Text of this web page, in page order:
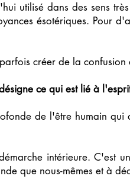
utilisé dans des sens
ésotériques. Pour
créer de la
ce qui est lié à
de l'être humain qui
intérieure. C'est
que nous-mêmes et à